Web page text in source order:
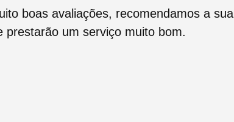
boas avaliações, recomendamos a sua
prestarão um serviço muito bom.